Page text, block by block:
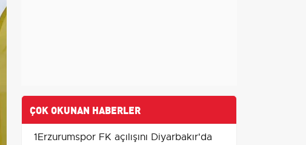
ÇOK OKUNAN HABERLER
1Erzurumspor FK açılışını Diyarbakır'da